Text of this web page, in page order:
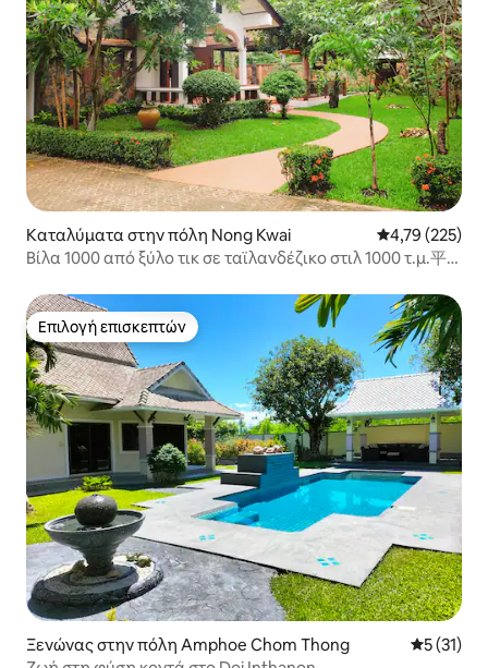
Καταλύματα στην πόλη Nong Kwai Μέση
4,79 (225)
Βίλα 1000 από ξύλο τικ σε ταϊλανδέζικο στιλ 1000 τ.μ.平
Επιλογή επισκεπτών
Επιλογή επισκεπτών
Ξενώνας στην πόλη Amphoe Chom Thong Μέση
5 (31)